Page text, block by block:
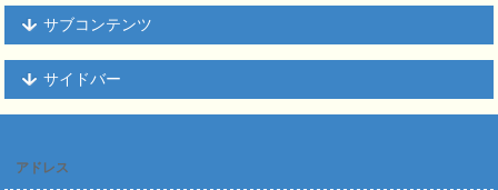
サブコンテンツ
サイドバー
アドレス